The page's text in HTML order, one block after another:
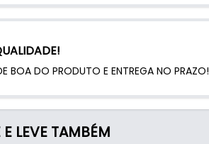
BOA DO PRODUTO E ENTREGA NO PRAZO!
LEVE TAMBÉM